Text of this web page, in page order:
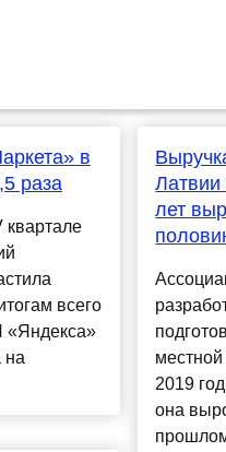
в
раза
квартале
всего
«Яндекса»
на
Латвии
лет
местной
2019
она